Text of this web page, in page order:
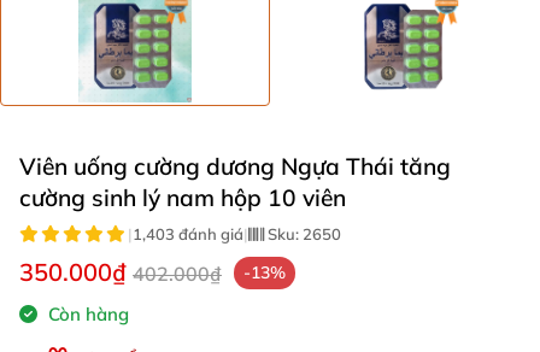
Viên uống cường dương Ngựa Thái tăng
cường sinh lý nam hộp 10 viên
|1,403 đánh giá| Sku: 2650
350.000₫ 402.000₫ -13%
Còn hàng